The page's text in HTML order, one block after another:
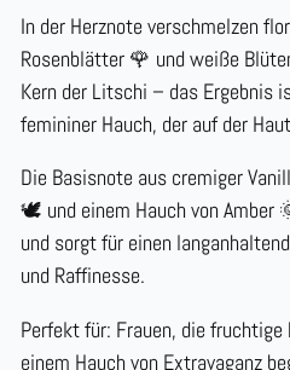
In der Herznote verschmelzen
Rosenblätter 🌹 und weiße
Kern der Litschi – das Ergebnis
femininer Hauch, der auf der
Die Basisnote aus cremiger
🕊️ und einem Hauch von Amber
und sorgt für einen
und Raffinesse.
Perfekt für: Frauen, die
einem Hauch von Extravaganz